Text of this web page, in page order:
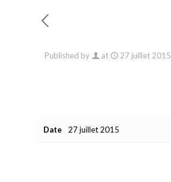
Published by at 27 juillet 2015
Date 27 juillet 2015